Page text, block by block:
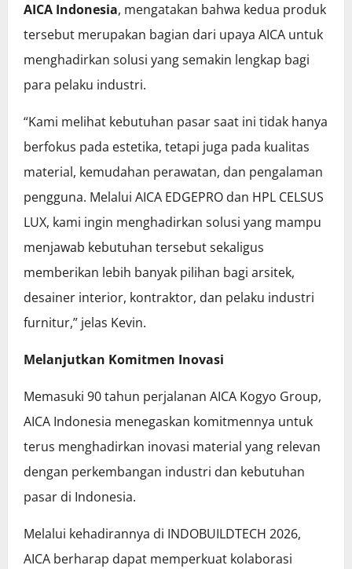
AICA Indonesia, mengatakan bahwa kedua produk
tersebut merupakan bagian dari upaya AICA untuk
menghadirkan solusi yang semakin lengkap bagi
para pelaku industri.
“Kami melihat kebutuhan pasar saat ini tidak hanya
berfokus pada estetika, tetapi juga pada kualitas
material, kemudahan perawatan, dan pengalaman
pengguna. Melalui AICA EDGEPRO dan HPL CELSUS
LUX, kami ingin menghadirkan solusi yang mampu
menjawab kebutuhan tersebut sekaligus
memberikan lebih banyak pilihan bagi arsitek,
desainer interior, kontraktor, dan pelaku industri
furnitur,” jelas Kevin.
Melanjutkan Komitmen Inovasi
Memasuki 90 tahun perjalanan AICA Kogyo Group,
AICA Indonesia menegaskan komitmennya untuk
terus menghadirkan inovasi material yang relevan
dengan perkembangan industri dan kebutuhan
pasar di Indonesia.
Melalui kehadirannya di INDOBUILDTECH 2026,
AICA berharap dapat memperkuat kolaborasi